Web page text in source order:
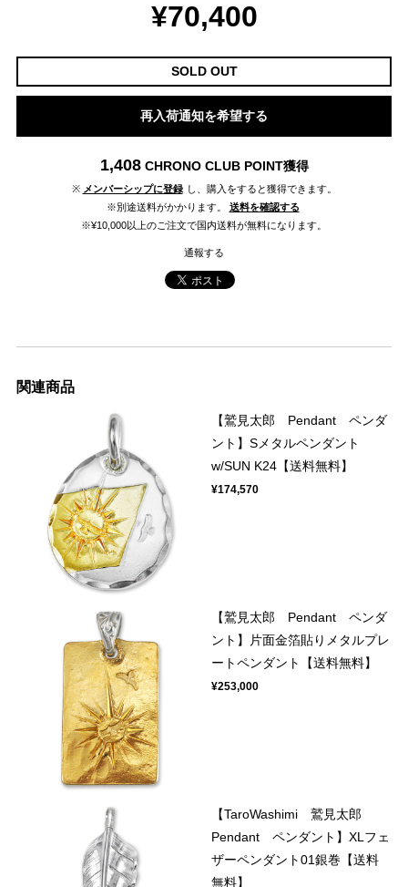
¥70,400
SOLD OUT
再入荷通知を希望する
1,408 CHRONO CLUB POINT獲得
※ メンバーシップに登録 し、購入をすると獲得できます。
※別途送料がかかります。
送料を確認する
※¥10,000以上のご注文で国内送料が無料になります。
通報する
関連商品
【鷲見太郎 Pendant ペンダ
ント】Sメタルペンダント
w/SUN K24【送料無料】
¥174,570
【鷲見太郎 Pendant ペンダ
ント】片面金箔貼りメタルプレ
ートペンダント【送料無料】
¥253,000
【TaroWashimi 鷲見太郎
Pendant ペンダント】XLフェ
ザーペンダント01銀巻【送料
無料】